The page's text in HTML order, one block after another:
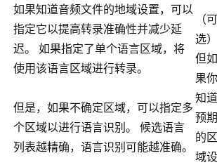
如果知道音频文件的地域设置，可以
指定它以提高转录准确性并减少延
迟。 如果指定了单个语言区域，将
使用该语言区域进行转录。
但是，如果不确定区域，可以指定多
个区域以进行语言识别。 候选语言
列表越精确，语言识别可能越准确。
（可
选）
但如
果你
知道
预期
的区
域设